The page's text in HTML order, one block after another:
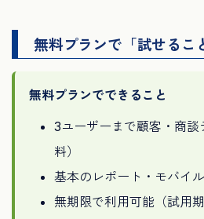
無料プランで「試せるこ
無料プランでできること
3ユーザーまで顧客・商
料）
基本のレポート・モバイ
無期限で利用可能（試用期